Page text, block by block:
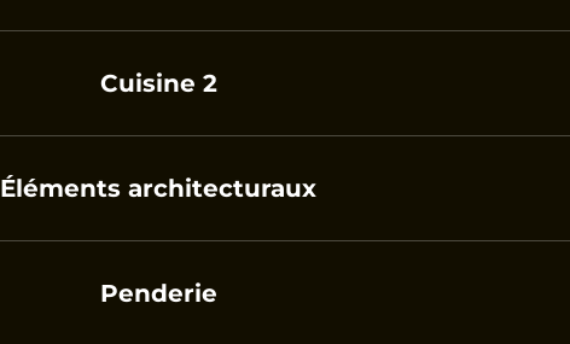
Cuisine 2
Éléments architecturaux
Penderie